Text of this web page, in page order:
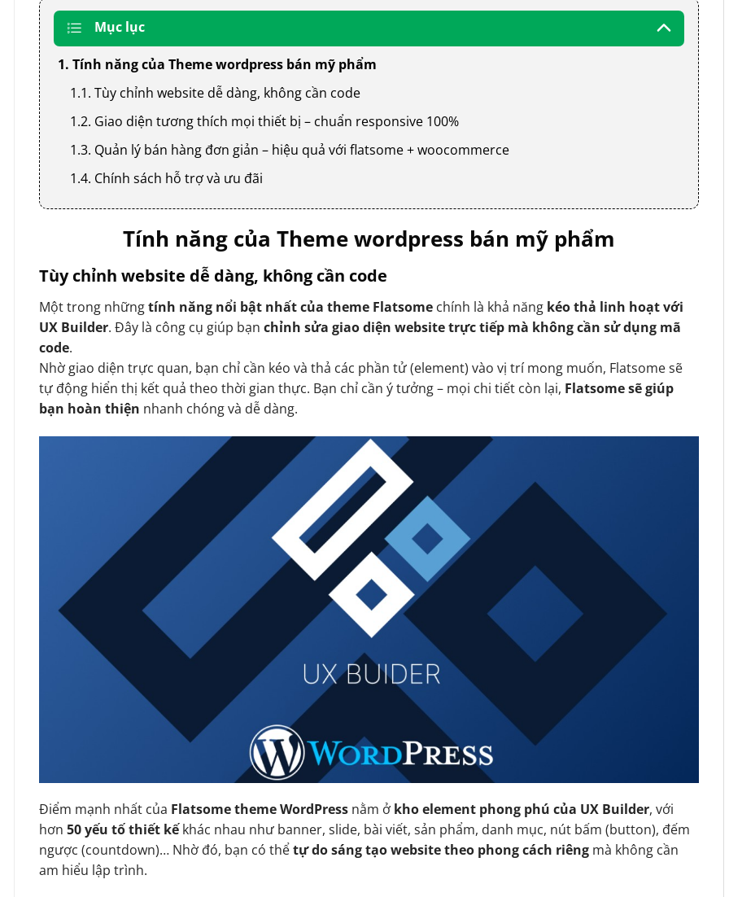
Mục lục
1. Tính năng của Theme wordpress bán mỹ phẩm
1.1. Tùy chỉnh website dễ dàng, không cần code
1.2. Giao diện tương thích mọi thiết bị – chuẩn responsive 100%
1.3. Quản lý bán hàng đơn giản – hiệu quả với flatsome + woocommerce
1.4. Chính sách hỗ trợ và ưu đãi
Tính năng của Theme wordpress bán mỹ phẩm
Tùy chỉnh website dễ dàng, không cần code
Một trong nhữngtính năng nổi bật nhất của theme Flatsome chính là khả năng kéo thả linh hoạt với
UX Builder. Đây là công cụ giúp bạn chỉnh sửa giao diện website trực tiếp mà không cần sử dụng mã
code.
Nhờ giao diện trực quan, bạn chỉ cần kéo và thả các phần tử (element) vào vị trí mong muốn, Flatsome sẽ
tự động hiển thị kết quả theo thời gian thực. Bạn chỉ cần ý tưởng – mọi chi tiết còn lại, Flatsome sẽ giúp
bạn hoàn thiện nhanh chóng và dễ dàng.
Điểm mạnh nhất của Flatsome theme WordPress nằm ở kho element phong phú của UX Builder, với
hơn 50 yếu tố thiết kếkhác nhau như banner, slide, bài viết, sản phẩm, danh mục, nút bấm (button), đếm
ngược (countdown)… Nhờ đó, bạn có thểtự do sáng tạo website theo phong cách riêng mà không cần
am hiểu lập trình.